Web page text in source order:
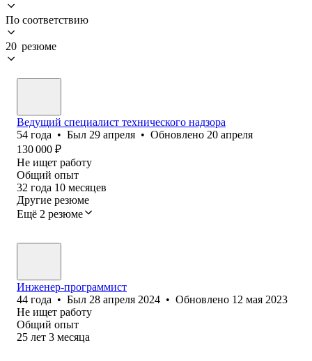
По соответствию
20 резюме
Ведущий специалист технического надзора
54 года • Был 29 апреля • Обновлено 20 апреля
130 000 ₽
Не ищет работу
Общий опыт
32 года 10 месяцев
Другие резюме
Ещё 2 резюме
Инженер-программист
44 года • Был 28 апреля 2024 • Обновлено 12 мая 2023
Не ищет работу
Общий опыт
25 лет 3 месяца